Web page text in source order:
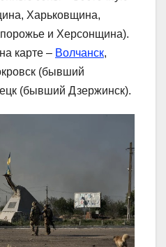
Харьковщина,
и Херсонщина).
карте – Волчанск,
(бывший
(бывший Дзержинск).